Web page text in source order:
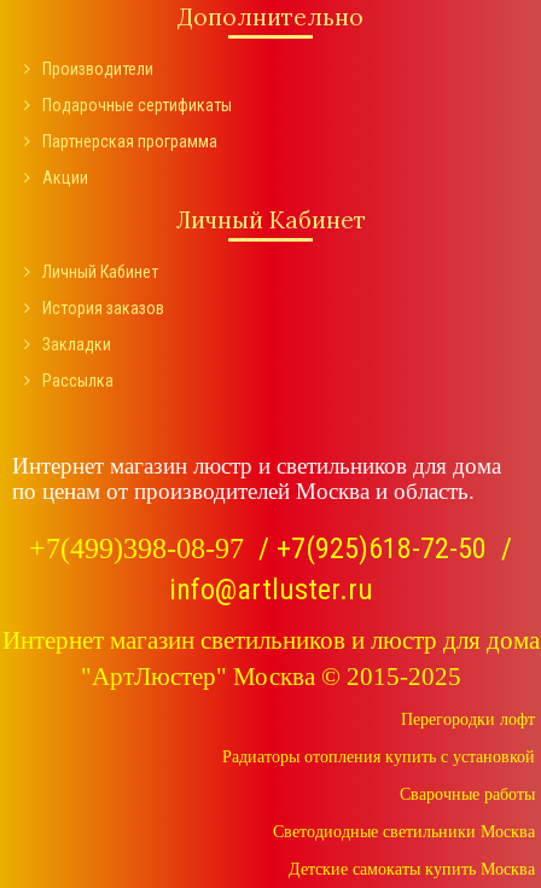
Дополнительно
Производители
Подарочные сертификаты
Партнерская программа
Акции
Личный Кабинет
Личный Кабинет
История заказов
Закладки
Рассылка
Интернет магазин люстр и светильников для дома
по ценам от производителей Москва и область.
+7(499)398-08-97 / +7(925)618-72-50 /
info@artluster.ru
Интернет магазин светильников и люстр для дома
"АртЛюстер" Москва © 2015-2025
Перегородки лофт
Радиаторы отопления купить с установкой
Сварочные работы
Светодиодные светильники Москва
Детские самокаты купить Москва